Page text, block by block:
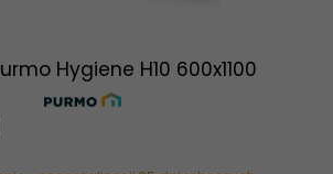
Hygiene H10 600x1100